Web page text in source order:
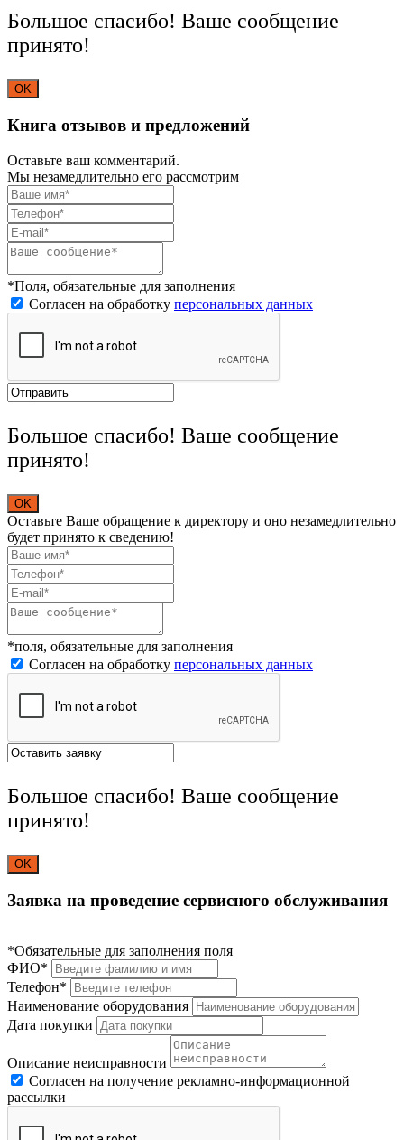
Большое спасибо! Ваше сообщение
принято!
OK
Книга отзывов и предложений
Оставьте ваш комментарий.
Мы незамедлительно его рассмотрим
*Поля, обязательные для заполнения
Согласен на обработку персональных данных
Большое спасибо! Ваше сообщение
принято!
OK
Оставьте Ваше обращение к директору и оно незамедлительно
будет принято к сведению!
*поля, обязательные для заполнения
Согласен на обработку персональных данных
Большое спасибо! Ваше сообщение
принято!
OK
Заявка на проведение сервисного обслуживания
*Обязательные для заполнения поля
ФИО*
Телефон*
Наименование оборудования
Дата покупки
Описание неисправности
Согласен на получение рекламно-информационной
рассылки